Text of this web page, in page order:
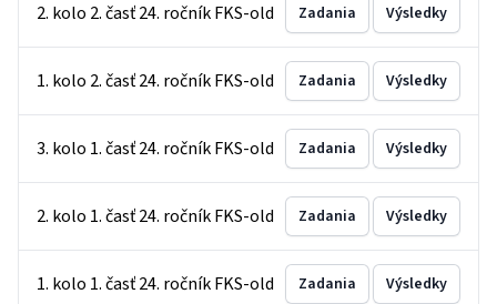
2. kolo 2. časť 24. ročník FKS-old Zadania Výsledky
1. kolo 2. časť 24. ročník FKS-old Zadania Výsledky
3. kolo 1. časť 24. ročník FKS-old Zadania Výsledky
2. kolo 1. časť 24. ročník FKS-old Zadania Výsledky
1. kolo 1. časť 24. ročník FKS-old Zadania Výsledky